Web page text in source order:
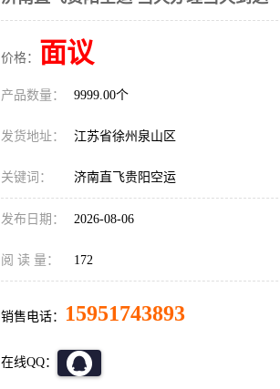
价格： 面议
产品数量： 9999.00个
发货地址： 江苏省徐州泉山区
关键词： 济南直飞贵阳空运
发布日期： 2026-08-06
阅 读 量： 172
销售电话： 15951743893
在线QQ：